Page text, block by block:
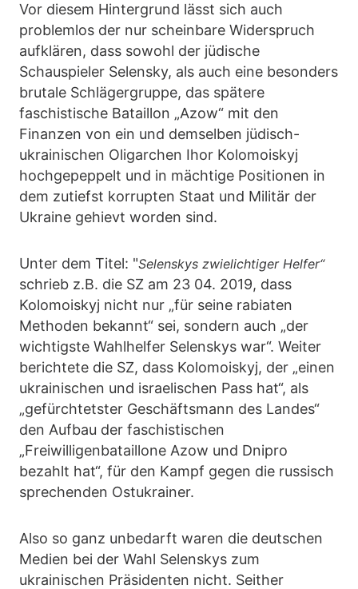
Vor diesem Hintergrund lässt sich auch
problemlos der nur scheinbare Widerspruch
aufklären, dass sowohl der jüdische
Schauspieler Selensky, als auch eine besonders
brutale Schlägergruppe, das spätere
faschistische Bataillon „Azow“ mit den
Finanzen von ein und demselben jüdisch-
ukrainischen Oligarchen Ihor Kolomoiskyj
hochgepeppelt und in mächtige Positionen in
dem zutiefst korrupten Staat und Militär der
Ukraine gehievt worden sind.
Unter dem Titel: "Selenskys zwielichtiger Helfer“
schrieb z.B. die SZ am 23 04. 2019, dass
Kolomoiskyj nicht nur „für seine rabiaten
Methoden bekannt“ sei, sondern auch „der
wichtigste Wahlhelfer Selenskys war“. Weiter
berichtete die SZ, dass Kolomoiskyj, der „einen
ukrainischen und israelischen Pass hat“, als
„gefürchtetster Geschäftsmann des Landes“
den Aufbau der faschistischen
„Freiwilligenbataillone Azow und Dnipro
bezahlt hat“, für den Kampf gegen die russisch
sprechenden Ostukrainer.
Also so ganz unbedarft waren die deutschen
Medien bei der Wahl Selenskys zum
ukrainischen Präsidenten nicht. Seither